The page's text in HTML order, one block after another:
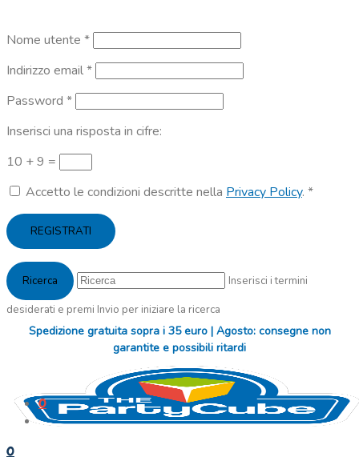
Nome utente *Richiesto
Indirizzo email*Richiesto
Password *Richiesto
Inserisci una risposta in cifre:
10 + 9 =
Accetto le condizioni descritte nella Privacy Policy. *
REGISTRATI
Inserisci i termini
desiderati e premi Invio per iniziare la ricerca
Spedizione gratuita sopra i 35 euro | Agosto: consegne non
garantite e possibili ritardi
0
0